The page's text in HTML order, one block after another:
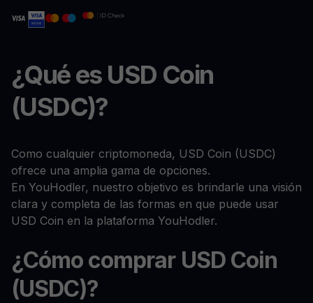
¿Qué es USD Coin
(USDC)?
Como cualquier criptomoneda, USD Coin (USDC)
ofrece una amplia gama de opciones.
En YouHodler, nuestro objetivo es brindarle una visión
clara y completa de las formas en que puede usar
USD Coin en la plataforma YouHodler.
¿Cómo comprar USD Coin
(USDC)?